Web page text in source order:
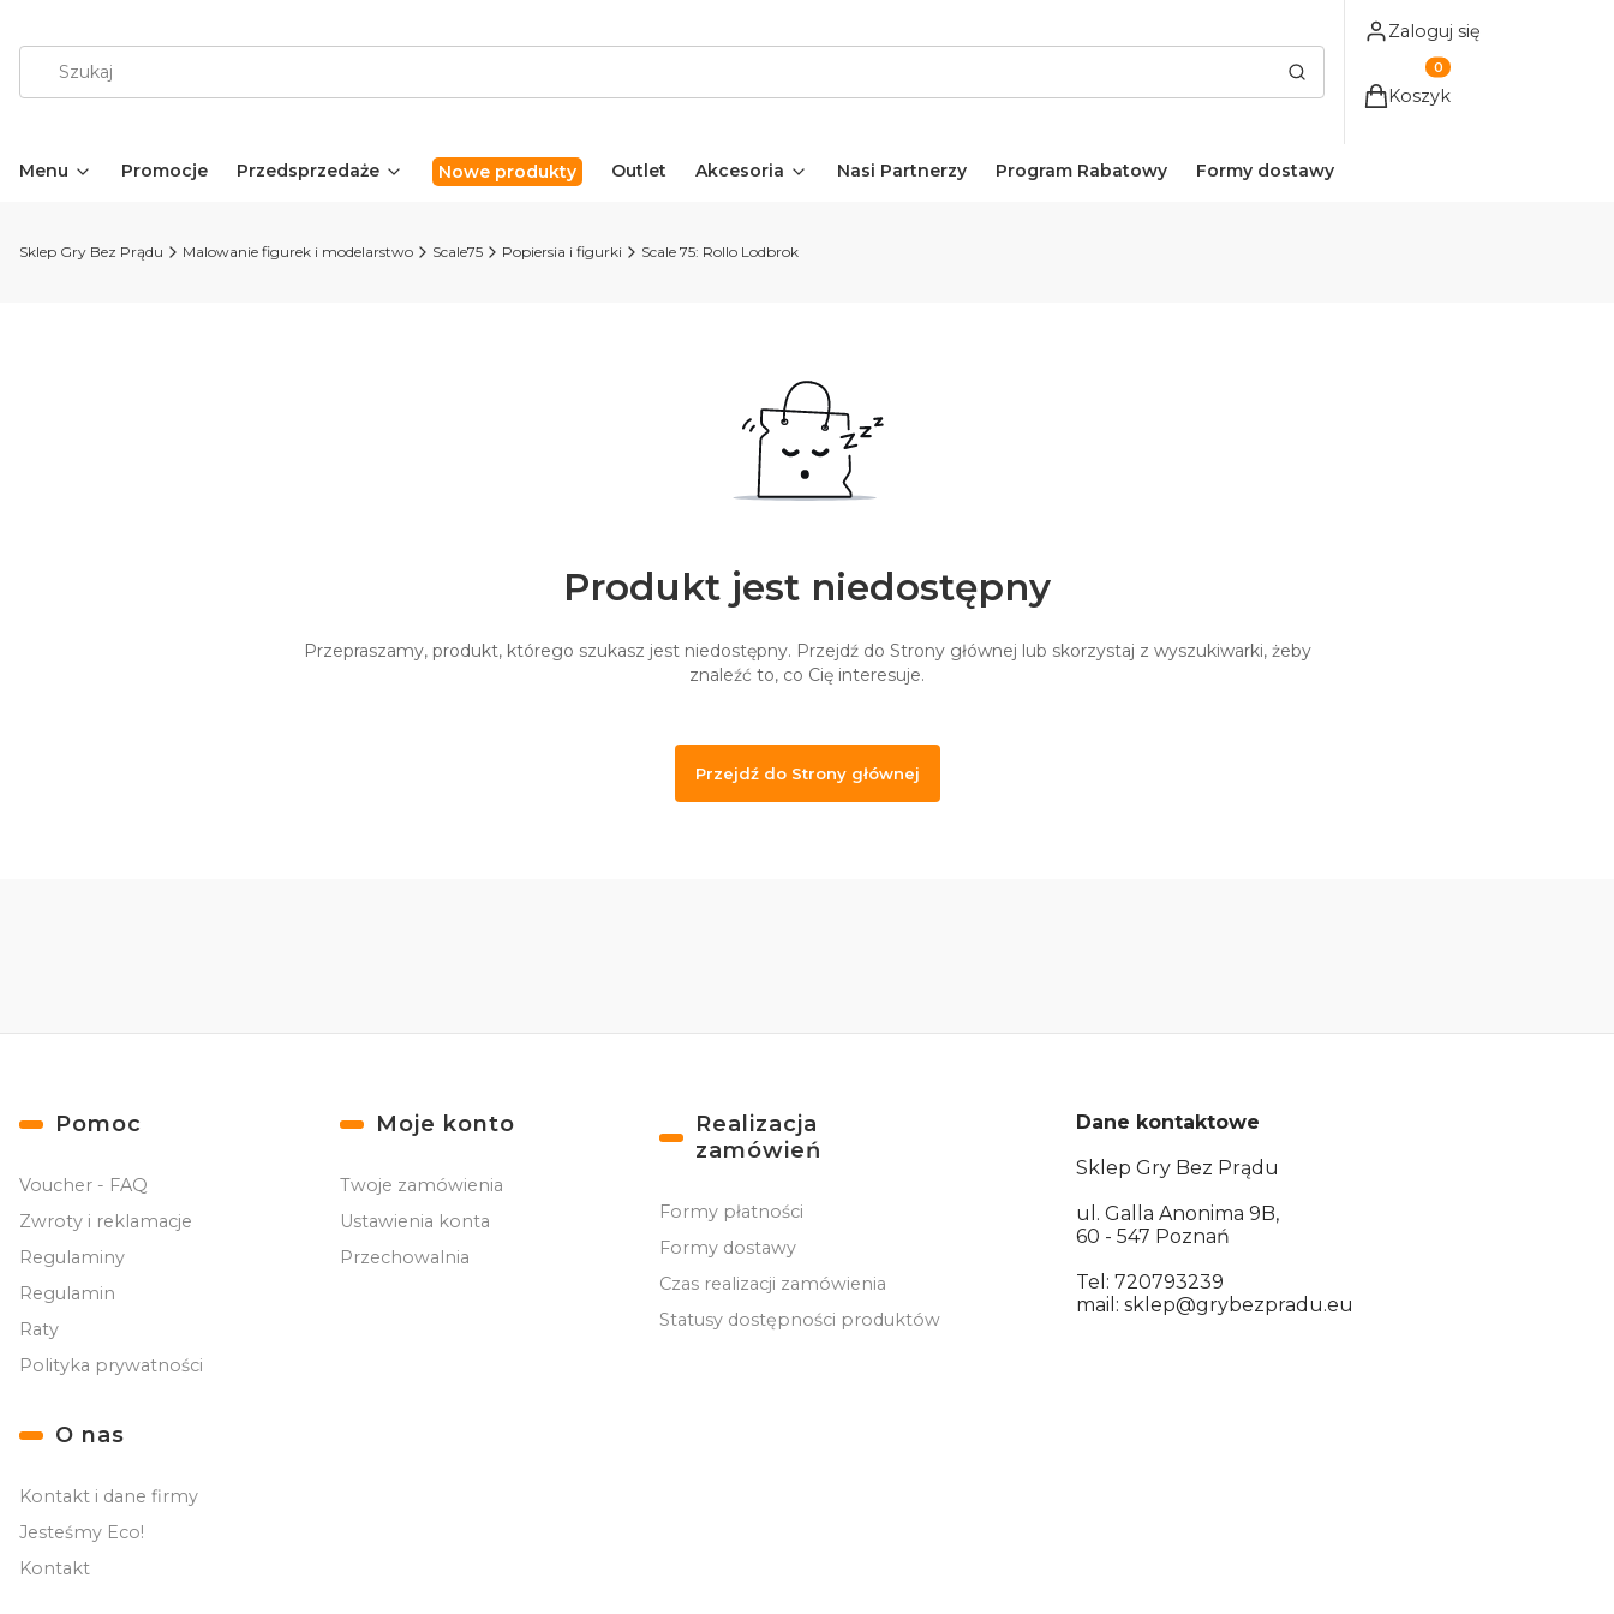
WyczyśćSzukaj
Zaloguj się
Produkty w koszyku: 0.
Koszyk
Menu Promocje Przedsprzedaże Nowe produkty Outlet Akcesoria Nasi Partnerzy Program Rabatowy Formy dostawy
Sklep Gry Bez Prądu Malowanie figurek i modelarstwo Scale75 Popiersia i figurki Scale 75: Rollo Lodbrok
Produkt jest niedostępny
Przepraszamy, produkt, którego szukasz jest niedostępny. Przejdź do Strony głównej lub skorzystaj z wyszukiwarki, żeby
znaleźć to, co Cię interesuje.
Przejdź do Strony głównej
Linki w stopce
Pomoc
Voucher - FAQ
Zwroty i reklamacje
Regulaminy
Regulamin
Raty
Polityka prywatności
Moje konto
Twoje zamówienia
Ustawienia konta
Przechowalnia
Realizacja
zamówień
Formy płatności
Formy dostawy
Czas realizacji zamówienia
Statusy dostępności produktów
O nas
Kontakt i dane firmy
Jesteśmy Eco!
Kontakt
Dane kontaktowe
Sklep Gry Bez Prądu
ul. Galla Anonima 9B,
60 - 547 Poznań
Tel: 720793239
mail: sklep@grybezpradu.eu